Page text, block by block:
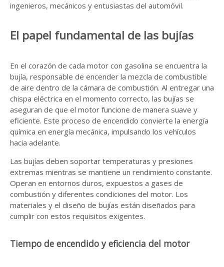
ingenieros, mecánicos y entusiastas del automóvil.
El papel fundamental de las bujías
En el corazón de cada motor con gasolina se encuentra la
bujía, responsable de encender la mezcla de combustible
de aire dentro de la cámara de combustión. Al entregar una
chispa eléctrica en el momento correcto, las bujías se
aseguran de que el motor funcione de manera suave y
eficiente. Este proceso de encendido convierte la energía
química en energía mecánica, impulsando los vehículos
hacia adelante.
Las bujías deben soportar temperaturas y presiones
extremas mientras se mantiene un rendimiento constante.
Operan en entornos duros, expuestos a gases de
combustión y diferentes condiciones del motor. Los
materiales y el diseño de bujías están diseñados para
cumplir con estos requisitos exigentes.
Tiempo de encendido y eficiencia del motor